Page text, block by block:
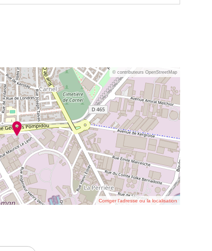
© contributeurs OpenStreetMap
Corriger l’adresse ou la localisation